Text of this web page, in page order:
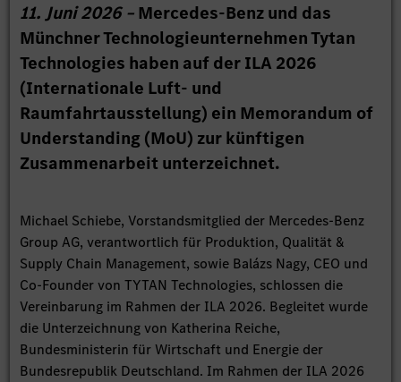
11. Juni 2026 –Mercedes-Benz und das
Münchner Technologieunternehmen Tytan
Technologies haben auf der ILA 2026
(Internationale Luft- und
Raumfahrtausstellung) ein Memorandum of
Understanding (MoU) zur künftigen
Zusammenarbeit unterzeichnet.
Michael Schiebe, Vorstandsmitglied der Mercedes-Benz
Group AG, verantwortlich für Produktion, Qualität &
Supply Chain Management, sowie Balázs Nagy, CEO und
Co-Founder von TYTAN Technologies, schlossen die
Vereinbarung im Rahmen der ILA 2026. Begleitet wurde
die Unterzeichnung von Katherina Reiche,
Bundesministerin für Wirtschaft und Energie der
Bundesrepublik Deutschland. Im Rahmen der ILA 2026